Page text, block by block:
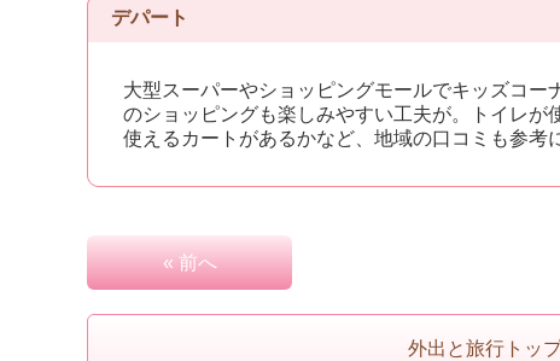
デパート
大型スーパーやショッピングモールでキッズコ
のショッピングも楽しみやすい工夫が。トイレが
使えるカートがあるかなど、地域の口コミも参考
« 前へ
外出と旅行トッ